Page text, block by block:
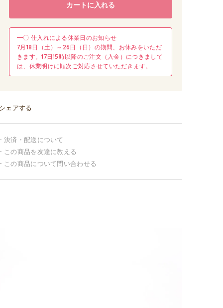
カートに入れる
━〇 仕入れによる休業日のお知らせ
7月18日（土）～26日（日）の期間、お休みをいただ
きます。17日15時以降のご注文（入金）につきまして
は、休業明けに順次ご対応させていただきます。
ェアする
決済・配送について
この商品を友達に教える
この商品について問い合わせる